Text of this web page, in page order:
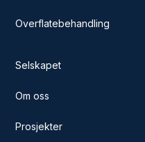
Overflatebehandling
Selskapet
Om oss
Prosjekter